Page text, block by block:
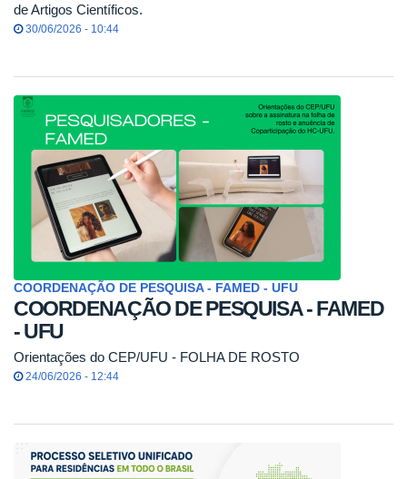
de Artigos Científicos.
30/06/2026 - 10:44
COORDENAÇÃO DE PESQUISA - FAMED - UFU
COORDENAÇÃO DE PESQUISA - FAMED
- UFU
Orientações do CEP/UFU - FOLHA DE ROSTO
24/06/2026 - 12:44